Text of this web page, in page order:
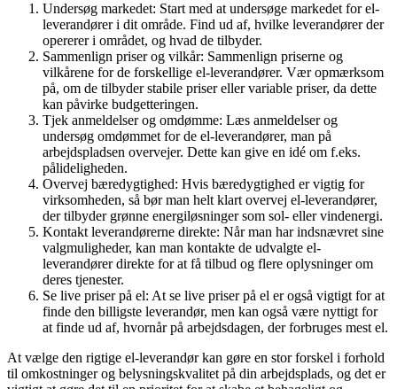
Undersøg markedet: Start med at undersøge markedet for el-
leverandører i dit område. Find ud af, hvilke leverandører der
opererer i området, og hvad de tilbyder.
Sammenlign priser og vilkår: Sammenlign priserne og
vilkårene for de forskellige el-leverandører. Vær opmærksom
på, om de tilbyder stabile priser eller variable priser, da dette
kan påvirke budgetteringen.
Tjek anmeldelser og omdømme: Læs anmeldelser og
undersøg omdømmet for de el-leverandører, man på
arbejdspladsen overvejer. Dette kan give en idé om f.eks.
pålideligheden.
Overvej bæredygtighed: Hvis bæredygtighed er vigtig for
virksomheden, så bør man helt klart overvej el-leverandører,
der tilbyder grønne energiløsninger som sol- eller vindenergi.
Kontakt leverandørerne direkte: Når man har indsnævret sine
valgmuligheder, kan man kontakte de udvalgte el-
leverandører direkte for at få tilbud og flere oplysninger om
deres tjenester.
Se live priser på el: At se live priser på el er også vigtigt for at
finde den billigste leverandør, men kan også være nyttigt for
at finde ud af, hvornår på arbejdsdagen, der forbruges mest el.
At vælge den rigtige el-leverandør kan gøre en stor forskel i forhold
til omkostninger og belysningskvalitet på din arbejdsplads, og det er